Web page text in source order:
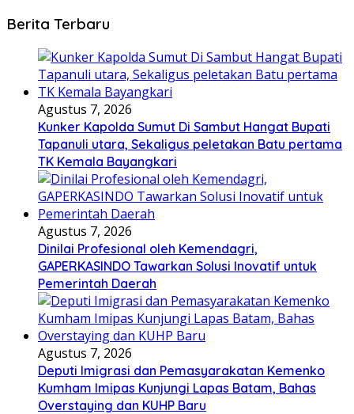
Berita Terbaru
Agustus 7, 2026
Kunker Kapolda Sumut Di Sambut Hangat Bupati
Tapanuli utara, Sekaligus peletakan Batu pertama
TK Kemala Bayangkari
Agustus 7, 2026
Dinilai Profesional oleh Kemendagri,
GAPERKASINDO Tawarkan Solusi Inovatif untuk
Pemerintah Daerah
Agustus 7, 2026
Deputi Imigrasi dan Pemasyarakatan Kemenko
Kumham Imipas Kunjungi Lapas Batam, Bahas
Overstaying dan KUHP Baru